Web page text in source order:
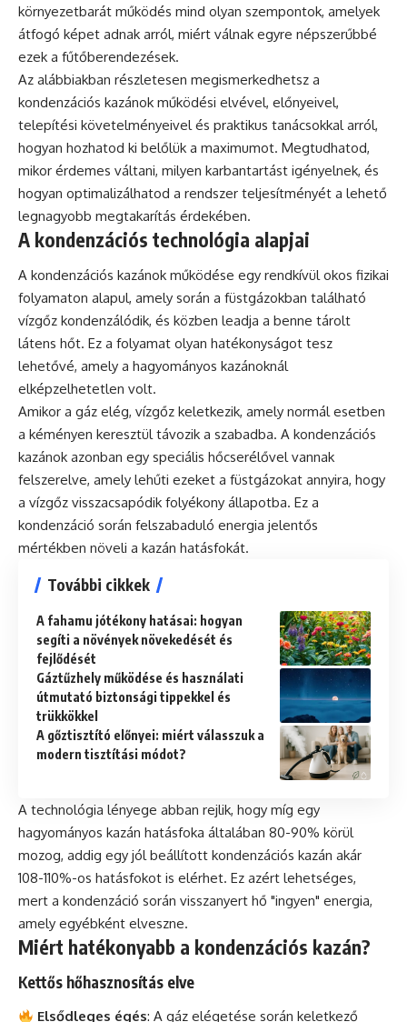
környezetbarát működés mind olyan szempontok, amelyek
átfogó képet adnak arról, miért válnak egyre népszerűbbé
ezek a fűtőberendezések.
Az alábbiakban részletesen megismerkedhetsz a
kondenzációs kazánok működési elvével, előnyeivel,
telepítési követelményeivel és praktikus tanácsokkal arról,
hogyan hozhatod ki belőlük a maximumot. Megtudhatod,
mikor érdemes váltani, milyen karbantartást igényelnek, és
hogyan optimalizálhatod a rendszer teljesítményét a lehető
legnagyobb megtakarítás érdekében.
A kondenzációs technológia alapjai
A kondenzációs kazánok működése egy rendkívül okos fizikai
folyamaton alapul, amely során a füstgázokban található
vízgőz kondenzálódik, és közben leadja a benne tárolt
látens hőt. Ez a folyamat olyan hatékonyságot tesz
lehetővé, amely a hagyományos kazánoknál
elképzelhetetlen volt.
Amikor a gáz elég, vízgőz keletkezik, amely normál esetben
a kéményen keresztül távozik a szabadba. A kondenzációs
kazánok azonban egy speciális hőcserélővel vannak
felszerelve, amely lehűti ezeket a füstgázokat annyira, hogy
a vízgőz visszacsapódik folyékony állapotba. Ez a
kondenzáció során felszabaduló energia jelentős
mértékben növeli a kazán hatásfokát.
További cikkek
A fahamu jótékony hatásai: hogyan
segíti a növények növekedését és
fejlődését
Gáztűzhely működése és használati
útmutató biztonsági tippekkel és
trükkökkel
A gőztisztító előnyei: miért válasszuk a
modern tisztítási módot?
A technológia lényege abban rejlik, hogy míg egy
hagyományos kazán hatásfoka általában 80-90% körül
mozog, addig egy jól beállított kondenzációs kazán akár
108-110%-os hatásfokot is elérhet. Ez azért lehetséges,
mert a kondenzáció során visszanyert hő "ingyen" energia,
amely egyébként elveszne.
Miért hatékonyabb a kondenzációs kazán?
Kettős hőhasznosítás elve
Elsődleges égés: A gáz elégetése során keletkező